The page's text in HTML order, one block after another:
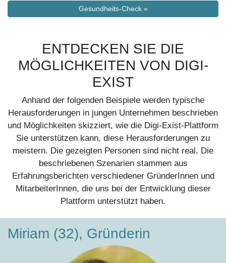
Gesundheits-Check »
ENTDECKEN SIE DIE
MÖGLICHKEITEN VON DIGI-
EXIST
Anhand der folgenden Beispiele werden typische
Herausforderungen in jungen Unternehmen beschrieben
und Möglichkeiten skizziert, wie die Digi-Exist-Plattform
Sie unterstützen kann, diese Herausforderungen zu
meistern. Die gezeigten Personen sind nicht real. Die
beschriebenen Szenarien stammen aus
Erfahrungsberichten verschiedener GründerInnen und
MitarbeiterInnen, die uns bei der Entwicklung dieser
Plattform unterstützt haben.
Miriam (32), Gründerin